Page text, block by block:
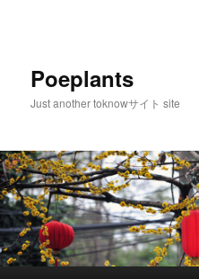
へ
移
動
移
動
Poeplants
Just another toknowサイト site